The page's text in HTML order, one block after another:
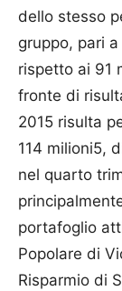
dello stesso
gruppo, pari
rispetto ai 91
fronte di
2015 risulta
114 milioni5,
nel quarto
portafoglio
Popolare di
Risparmio di